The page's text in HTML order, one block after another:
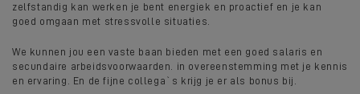
zelfstandig kan werken je bent energiek en proactief en je kan
goed omgaan met stressvolle situaties.
We kunnen jou een vaste baan bieden met een goed salaris en
secundaire arbeidsvoorwaarden. in overeenstemming met je kennis
en ervaring. En de fijne collega`s krijg je er als bonus bij.